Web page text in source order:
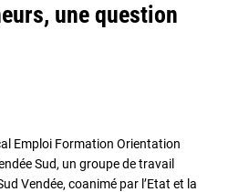
une question
Emploi Formation Orientation
Sud, un groupe de travail
Vendée, coanimé par l’Etat et la